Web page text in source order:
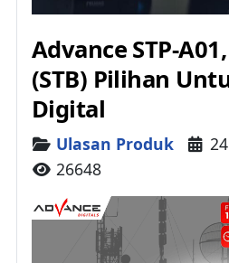
Advance STP-
(STB) Pilihan
Digital
Details
Ulasan Produk
26648